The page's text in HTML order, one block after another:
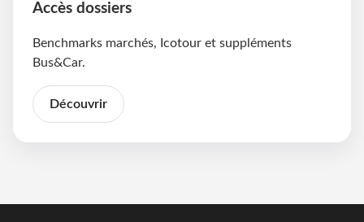
Accès dossiers
Benchmarks marchés, Icotour et suppléments
Bus&Car.
Découvrir